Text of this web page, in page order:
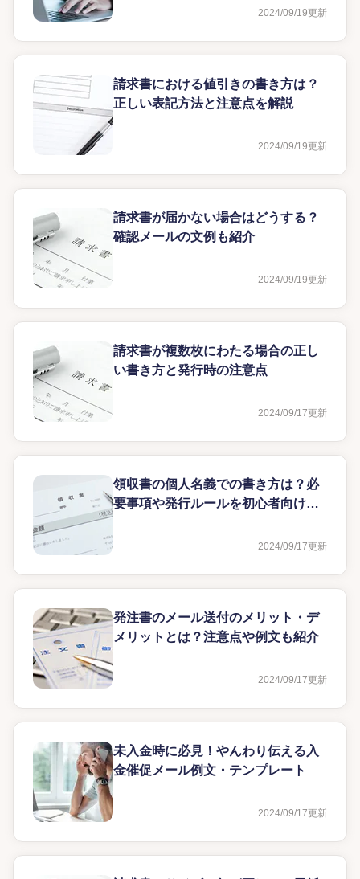
2024/09/19更新
請求書における値引きの書き方は？
正しい表記方法と注意点を解説
2024/09/19更新
請求書が届かない場合はどうする？
確認メールの文例も紹介
2024/09/19更新
請求書が複数枚にわたる場合の正し
い書き方と発行時の注意点
2024/09/17更新
領収書の個人名義での書き方は？必
要事項や発行ルールを初心者向けに
2024/09/17更新
発注書のメール送付のメリット・デ
メリットとは？注意点や例文も紹介
2024/09/17更新
未入金時に必見！やんわり伝える入
金催促メール例文・テンプレート
2024/09/17更新